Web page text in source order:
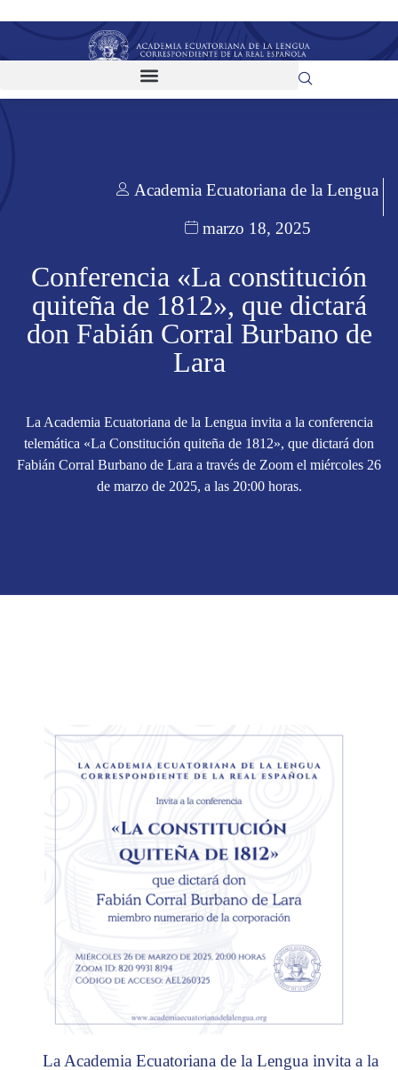
Academia Ecuatoriana de la Lengua
marzo 18, 2025
Conferencia «La constitución
quiteña de 1812», que dictará
don Fabián Corral Burbano de
Lara
La Academia Ecuatoriana de la Lengua invita a la conferencia
telemática «La Constitución quiteña de 1812», que dictará don
Fabián Corral Burbano de Lara a través de Zoom el miércoles 26
de marzo de 2025, a las 20:00 horas.
La Academia Ecuatoriana de la Lengua invita a la